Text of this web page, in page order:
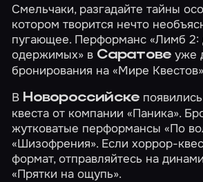
Смельчаки, разгадайте тайны
котором творится нечто
пугающее. Перформанс«Лимб 2:
одержимых» в Саратове уже
бронирования на «Мире
В Новороссийске
квеста от компании «Паника».
жутковатые перформансы«По
«Шизофрения». Если хоррор-
формат, отправляйтесь на
«Прятки на ощупь».